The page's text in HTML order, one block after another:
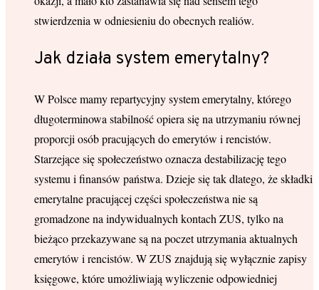
stwierdzenia w odniesieniu do obecnych realiów.
Jak działa system emerytalny?
W Polsce mamy repartycyjny system emerytalny, którego
długoterminowa stabilność opiera się na utrzymaniu równej
proporcji osób pracujących do emerytów i rencistów.
Starzejące się społeczeństwo oznacza destabilizację tego
systemu i finansów państwa. Dzieje się tak dlatego, że składki
emerytalne pracującej części społeczeństwa nie są
gromadzone na indywidualnych kontach ZUS, tylko na
bieżąco przekazywane są na poczet utrzymania aktualnych
emerytów i rencistów. W ZUS znajdują się wyłącznie zapisy
księgowe, które umożliwiają wyliczenie odpowiedniej